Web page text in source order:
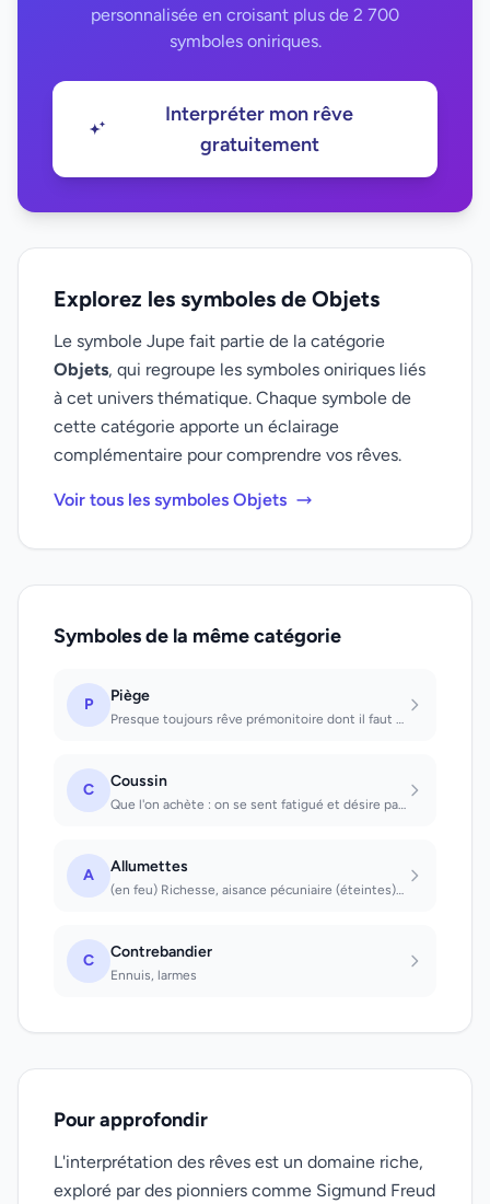
personnalisée en croisant plus de 2 700
symboles oniriques.
Interpréter mon rêve
gratuitement
Explorez les symboles de Objets
Le symbole Jupe fait partie de la catégorie
Objets, qui regroupe les symboles oniriques liés
à cet univers thématique. Chaque symbole de
cette catégorie apporte un éclairage
complémentaire pour comprendre vos rêves.
Voir tous les symboles Objets
Symboles de la même catégorie
P Piège
Presque toujours rêve prémonitoire dont il faut tenir compte. Que l'on voit : si...
C Coussin
Que l'on achète : on se sent fatigué et désire paresser. Être étendu sur des cou...
A Allumettes
(en feu) Richesse, aisance pécuniaire (éteintes) Pauvreté, misère
C Contrebandier
Ennuis, larmes
Pour approfondir
L'interprétation des rêves est un domaine riche,
exploré par des pionniers comme Sigmund Freud